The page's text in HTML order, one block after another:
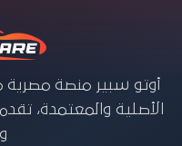
أوتو سبير منصة مصرية
الأصلية والمعتمدة،